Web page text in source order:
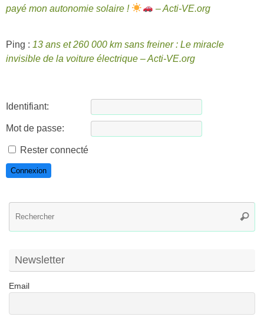
payé mon autonomie solaire !
– Acti-VE.org
Ping : 13 ans et 260 000 km sans freiner : Le miracle
invisible de la voiture électrique – Acti-VE.org
Identifiant:
Mot de passe:
Rester connecté
Connexion
Newsletter
Email